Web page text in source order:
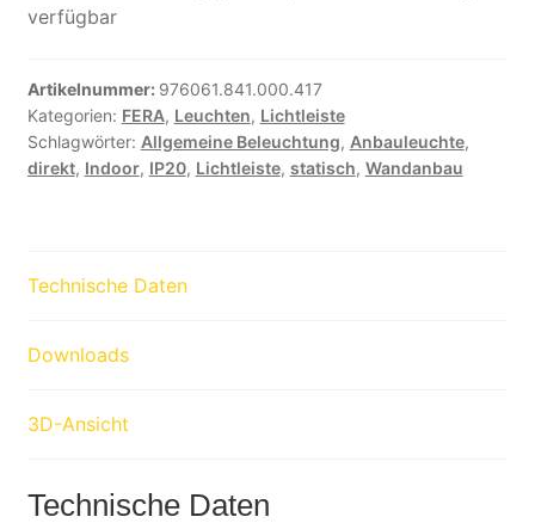
verfügbar
Artikelnummer: 976061.841.000.417
Kategorien: FERA, Leuchten, Lichtleiste
Schlagwörter: Allgemeine Beleuchtung, Anbauleuchte,
direkt, Indoor, IP20, Lichtleiste, statisch, Wandanbau
Technische Daten
Downloads
3D-Ansicht
Technische Daten